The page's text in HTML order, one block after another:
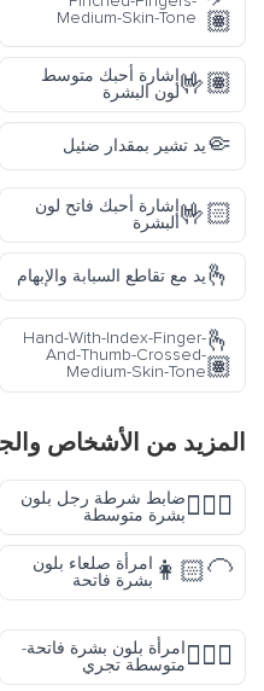
🏽
Medium-Skin-Tone
🤟🏽إشارة أحبك متوسط
لون البشرة
🤏يد تشير بمقدار ضئيل
🤟🏻إشارة أحبك فاتح لون
البشرة
🫰يد مع تقاطع السبابة والإبهام
🫰
🏽
Hand-With-Index-Finger-
And-Thumb-Crossed-
Medium-Skin-Tone
المزيد من الأشخاص
👮🏽‍♂️ضابط شرطة رجل بلون
بشرة متوسطة
👩🏻‍🦲 امرأة صلعاء بلون
بشرة فاتحة
🏃🏼‍♀️امرأة بلون بشرة فاتحة-
متوسطة تجري